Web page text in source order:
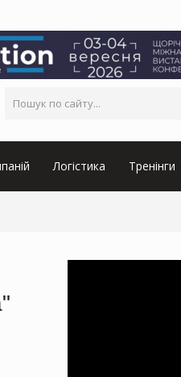
Логістика Тренінги